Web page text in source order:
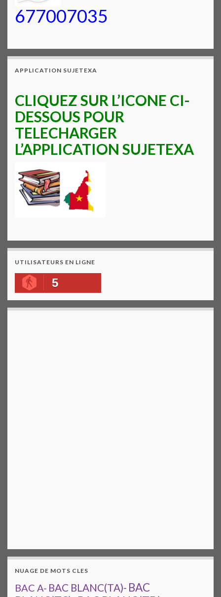
677007035
APPLICATION SUJETEXA
CLIQUEZ SUR L’ICONE CI-
DESSOUS POUR
TELECHARGER
L’APPLICATION SUJETEXA
UTILISATEURS EN LIGNE
5
NUAGE DE MOTS CLES
BAC A- BAC BLANC(TA)- BAC